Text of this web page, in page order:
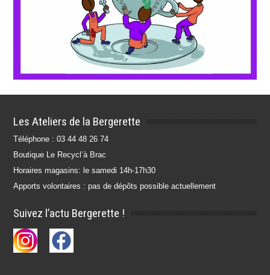
Les Ateliers de la Bergerette
Téléphone : 03 44 48 26 74
Boutique Le Recycl’à Brac
Horaires magasins: le samedi 14h-17h30
Apports volontaires : pas de dépôts possible actuellement
Suivez l’actu Bergerette !